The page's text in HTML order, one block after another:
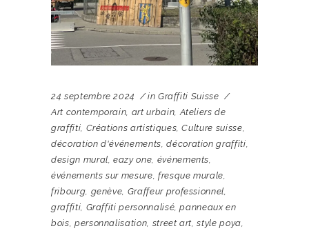
24 septembre 2024 in Graffiti Suisse
Art contemporain, art urbain,Ateliers de
graffiti, Créations artistiques,Culture suisse,
décoration d'événements,décoration graffiti,
design mural,eazy one, événements,
événements sur mesure, fresque murale,
fribourg, genève, Graffeur professionnel,
graffiti, Graffiti personnalisé,panneaux en
bois, personnalisation, street art,style poya,